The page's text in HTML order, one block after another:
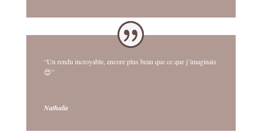
“Un rendu incroyable, encore plus beau que ce que j’imaginais
😍”
Nathalie